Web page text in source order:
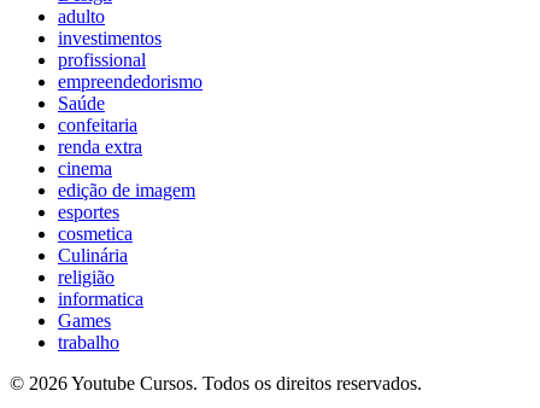
adulto
investimentos
profissional
empreendedorismo
Saúde
confeitaria
renda extra
cinema
edição de imagem
esportes
cosmetica
Culinária
religião
informatica
Games
trabalho
© 2026 Youtube Cursos. Todos os direitos reservados.